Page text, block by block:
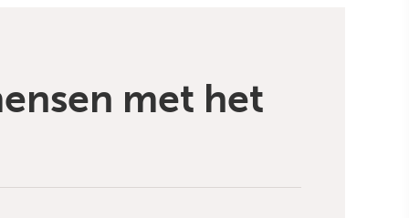
met het